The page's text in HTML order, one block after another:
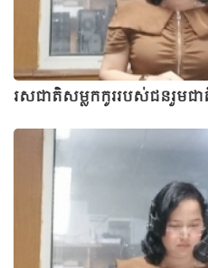
រសជាតិសម្លកកូររបស់ជនរួមជា